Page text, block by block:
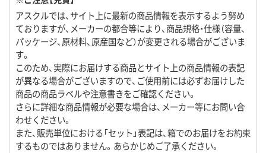
アスクルでは、サイト上に最新の商品情報を表示するよう努め
ておりますが、メーカーの都合等により、商品規格・仕様（容量、
パッケージ、原材料、原産国など）が変更される場合がございま
す。
このため、実際にお届けする商品とサイト上の商品情報の表記
が異なる場合がございますので、ご使用前には必ずお届けした
商品の商品ラベルや注意書きをご確認ください。
さらに詳細な商品情報が必要な場合は、メーカー等にお問い合
わせください。
また、販売単位における「セット」表記は、箱でのお届けをお約束
するものではありません。あらかじめご了承ください。